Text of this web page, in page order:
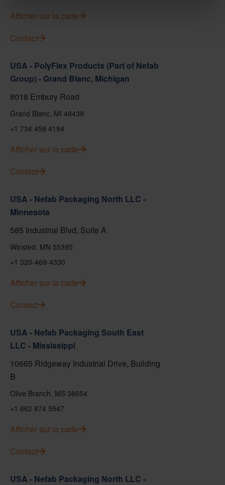
Afficher sur la carte
Contact
USA - PolyFlex Products (Part of Nefab
Group) - Grand Blanc, Michigan
8018 Embury Road
Grand Blanc, MI 48439
+1 734 458 4194
Afficher sur la carte
Contact
USA - Nefab Packaging North LLC -
Minnesota
585 Industrial Blvd, Suite A
Winsted, MN 55395
+1 320-469-4330
Afficher sur la carte
Contact
USA - Nefab Packaging South East
LLC - Mississippi
10665 Ridgeway Industrial Drive, Building
B
Olive Branch, MS 38654
+1 662 874 5947
Afficher sur la carte
Contact
USA - Nefab Packaging North LLC -